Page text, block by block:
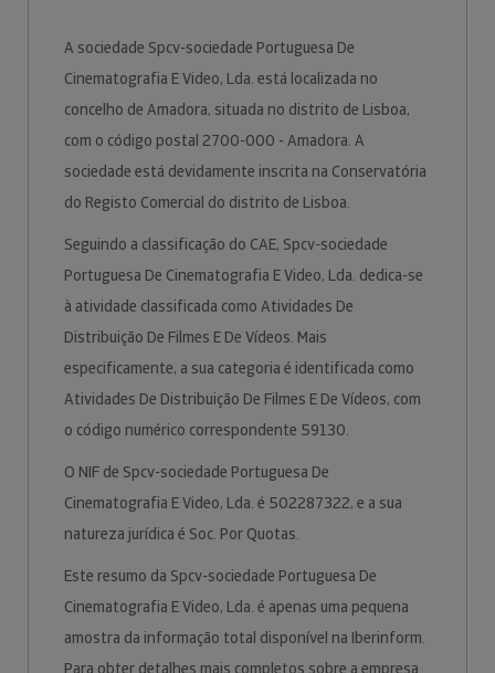
A sociedade Spcv-sociedade Portuguesa De
Cinematografia E Video, Lda. está localizada no
concelho de Amadora, situada no distrito de Lisboa,
com o código postal 2700-000 - Amadora. A
sociedade está devidamente inscrita na Conservatória
do Registo Comercial do distrito de Lisboa.
Seguindo a classificação do CAE, Spcv-sociedade
Portuguesa De Cinematografia E Video, Lda. dedica-se
à atividade classificada como Atividades De
Distribuição De Filmes E De Vídeos. Mais
especificamente, a sua categoria é identificada como
Atividades De Distribuição De Filmes E De Vídeos, com
o código numérico correspondente 59130.
O NIF de Spcv-sociedade Portuguesa De
Cinematografia E Video, Lda. é 502287322, e a sua
natureza jurídica é Soc. Por Quotas.
Este resumo da Spcv-sociedade Portuguesa De
Cinematografia E Video, Lda. é apenas uma pequena
amostra da informação total disponível na Iberinform.
Para obter detalhes mais completos sobre a empresa